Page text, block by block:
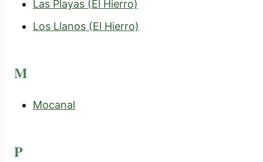
Las Playas (El Hierro)
Los Llanos (El Hierro)
M
Mocanal
P